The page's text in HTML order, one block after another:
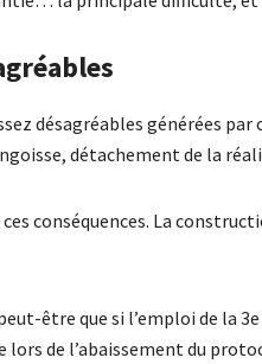
désagréables générées par
détachement de la
ces conséquences. La
être que si l’emploi de la
lors de l’abaissement du